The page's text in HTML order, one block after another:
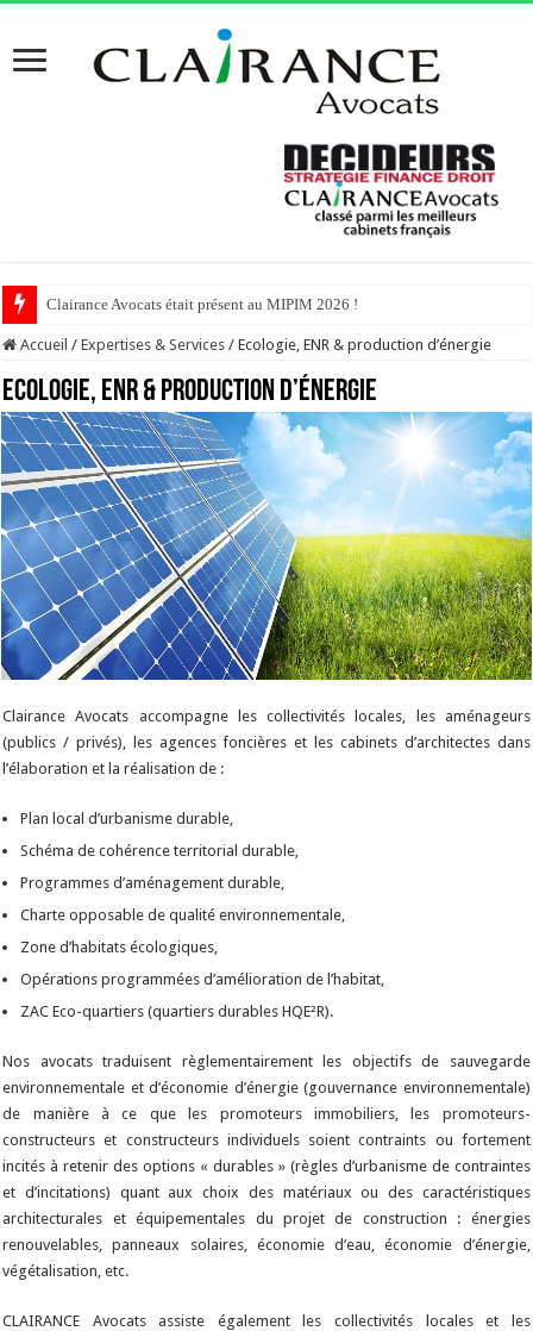
Clairance Avocats était présent au MIPIM 2026 !
Accueil / Expertises & Services / Ecologie, ENR & production d’énergie
Ecologie, ENR & production d’énergie
Clairance Avocats accompagne les collectivités locales, les aménageurs
(publics / privés), les agences foncières et les cabinets d’architectes dans
l’élaboration et la réalisation de :
Plan local d’urbanisme durable,
Schéma de cohérence territorial durable,
Programmes d’aménagement durable,
Charte opposable de qualité environnementale,
Zone d’habitats écologiques,
Opérations programmées d’amélioration de l’habitat,
ZAC Eco-quartiers (quartiers durables HQE²R).
Nos avocats traduisent règlementairement les objectifs de sauvegarde
environnementale et d’économie d’énergie (gouvernance environnementale)
de manière à ce que les promoteurs immobiliers, les promoteurs-
constructeurs et constructeurs individuels soient contraints ou fortement
incités à retenir des options « durables » (règles d’urbanisme de contraintes
et d’incitations) quant aux choix des matériaux ou des caractéristiques
architecturales et équipementales du projet de construction : énergies
renouvelables, panneaux solaires, économie d’eau, économie d’énergie,
végétalisation, etc.
CLAIRANCE Avocats assiste également les collectivités locales et les